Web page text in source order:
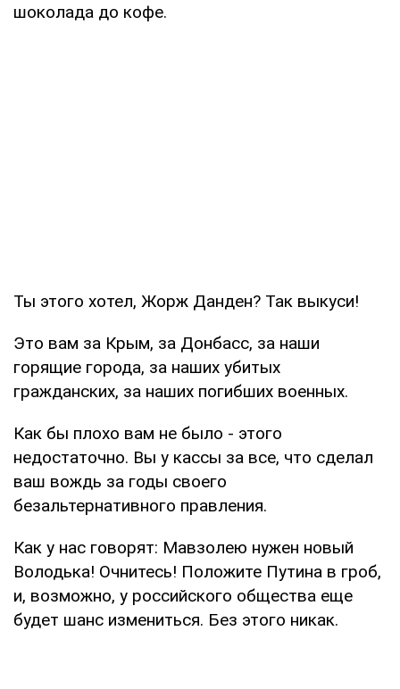
шоколада до кофе.
Ты этого хотел, Жорж Данден? Так выкуси!
Это вам за Крым, за Донбасс, за наши
горящие города, за наших убитых
гражданских, за наших погибших военных.
Как бы плохо вам не было - этого
недостаточно. Вы у кассы за все, что сделал
ваш вождь за годы своего
безальтернативного правления.
Как у нас говорят: Мавзолею нужен новый
Володька! Очнитесь! Положите Путина в гроб,
и, возможно, у российского общества еще
будет шанс измениться. Без этого никак.